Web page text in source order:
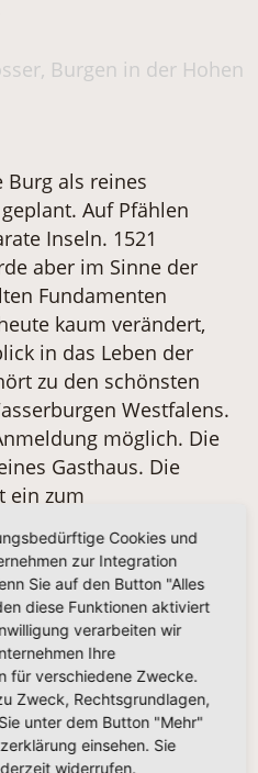
Burg als reines
Auf Pfählen
Inseln. 1521
aber im Sinne der
Fundamenten
kaum verändert,
in das Leben der
zu den schönsten
Westfalens.
möglich. Die
Gasthaus. Die
ein zum
selbst ist
wert. Ein
www.burg-
Cookies und
zur Integration
Sie auf den Button "Alles
diese Funktionen aktiviert
verarbeiten wir
Ihre
für verschiedene Zwecke.
Zweck, Rechtsgrundlagen,
unter dem Button "Mehr"
einsehen. Sie
widerrufen.